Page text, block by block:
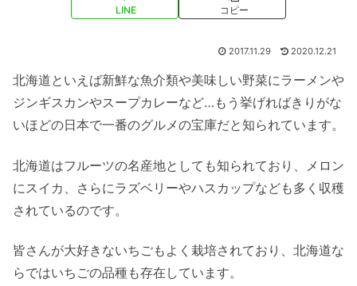
LINE コピー
2017.11.29 2020.12.21
北海道といえば新鮮な魚介類や美味しい野菜にラーメンや
ジンギスカンやスープカレーなど…もう挙げればきりがな
いほどの日本で一番のグルメの宝庫だと知られています。
北海道はフルーツの名産地としても知られており、メロン
にスイカ、さらにラズベリーやハスカップなども多く収穫
されているのです。
皆さんが大好きないちごもよく栽培されており、北海道な
らではいちごの品種も存在しています。